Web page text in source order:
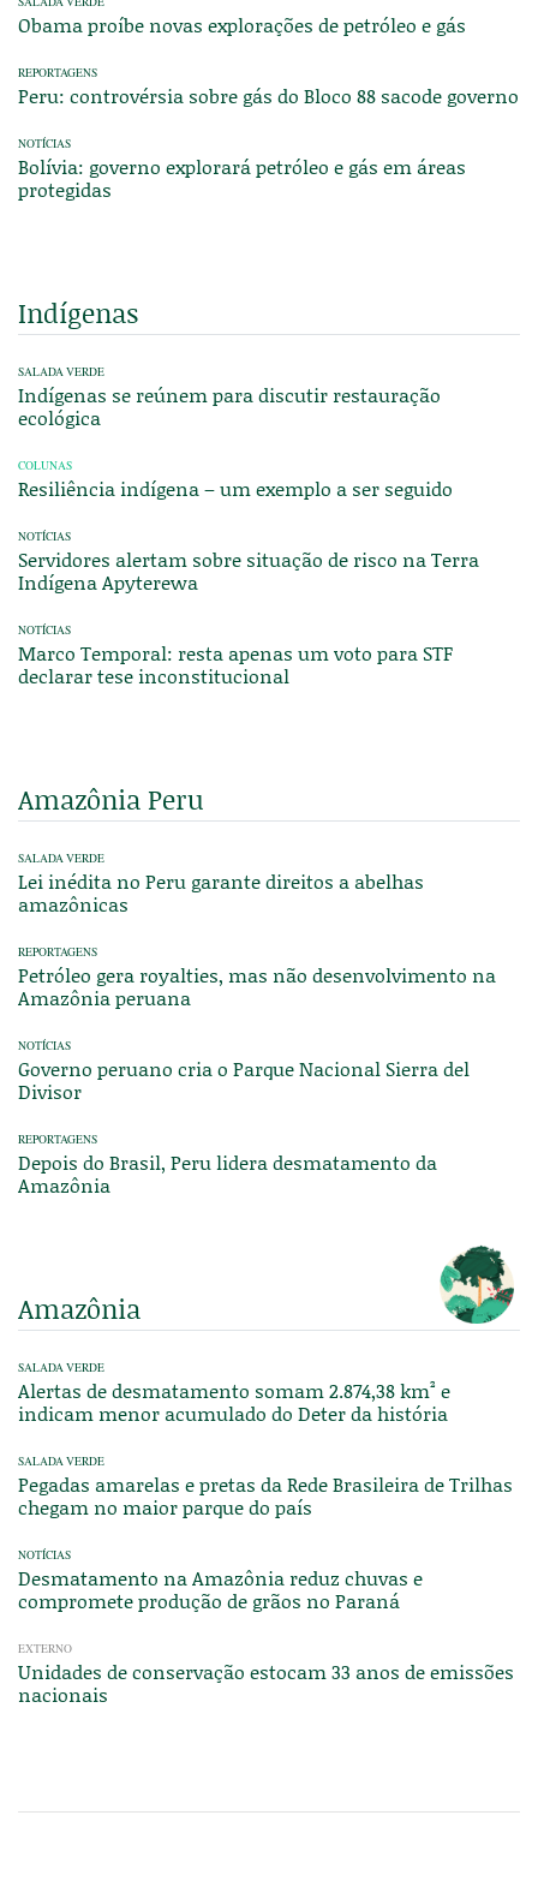
Obama proíbe novas explorações de petróleo e gás
REPORTAGENS
Peru: controvérsia sobre gás do Bloco 88 sacode governo
NOTÍCIAS
Bolívia: governo explorará petróleo e gás em áreas
protegidas
Indígenas
SALADA VERDE
Indígenas se reúnem para discutir restauração
ecológica
COLUNAS
Resiliência indígena – um exemplo a ser seguido
NOTÍCIAS
Servidores alertam sobre situação de risco na Terra
Indígena Apyterewa
NOTÍCIAS
Marco Temporal: resta apenas um voto para STF
declarar tese inconstitucional
Amazônia Peru
SALADA VERDE
Lei inédita no Peru garante direitos a abelhas
amazônicas
REPORTAGENS
Petróleo gera royalties, mas não desenvolvimento na
Amazônia peruana
NOTÍCIAS
Governo peruano cria o Parque Nacional Sierra del
Divisor
REPORTAGENS
Depois do Brasil, Peru lidera desmatamento da
Amazônia
Amazônia
SALADA VERDE
Alertas de desmatamento somam 2.874,38 km² e
indicam menor acumulado do Deter da história
SALADA VERDE
Pegadas amarelas e pretas da Rede Brasileira de Trilhas
chegam no maior parque do país
NOTÍCIAS
Desmatamento na Amazônia reduz chuvas e
compromete produção de grãos no Paraná
EXTERNO
Unidades de conservação estocam 33 anos de emissões
nacionais